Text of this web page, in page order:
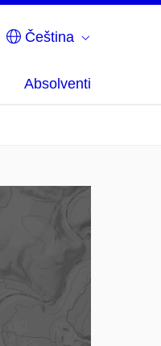
Čeština
Absolventi